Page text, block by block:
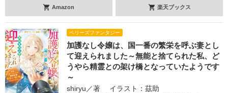
Amazon 楽天ブックス
ベリーズファンタジー
加護なし令嬢は、国一番の繁栄を呼ぶ妻とし
て迎えられました～無能と捨てられた私、ど
うやら精霊との架け橋となっていたようです
～
shiryu／著 イラスト：茲助